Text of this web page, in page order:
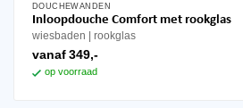
DOUCHEWANDEN
Inloopdouche Comfort met rookglas
wiesbaden rookglas
vanaf 349,-
op voorraad
Dit
product